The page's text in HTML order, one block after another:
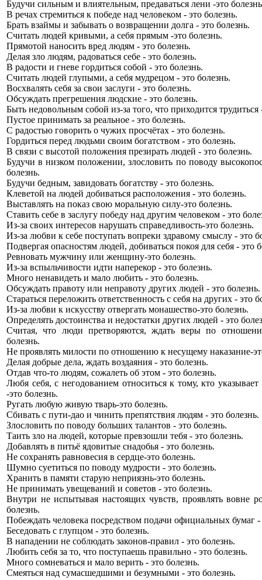
Будучи сильным и влиятельным, предаваться лени -это
В речах стремиться к победе над человеком - это болезнь.
Брать взаймы и забывать о возвращении долга - это болезнь.
Считать людей кривыми, а себя прямым -это болезнь.
Прямотой наносить вред людям - это болезнь.
Делая зло людям, радоваться себе - это болезнь.
В радости и гневе гордиться собой - это болезнь.
Считать людей глупыми, а себя мудрецом - это болезнь.
Восхвалять себя за свои заслуги - это болезнь.
Обсуждать прегрешения людские - это болезнь.
Быть недовольным собой из-за того, что приходится трудиться
Пустое принимать за реальное - это болезнь.
С радостью говорить о чужих просчётах - это болезнь.
Гордиться перед людьми своим богатством - это болезнь.
В связи с высотой положения презирать людей - это болезнь.
Будучи в низком положении, злословить по поводу
болезнь.
Будучи бедным, завидовать богатству - это болезнь.
Клеветой на людей добиваться расположения - это болезнь.
Выставлять на показ свою моральную силу-это болезнь.
Ставить себе в заслугу победу над другим человеком - это
Из-за своих интересов нарушать справедливость-это болезнь.
Из-за любви к себе поступать вопреки здравому смыслу - это
Подвергая опасностям людей, добиваться покоя для себя - это
Ревновать мужчину или женщину-это болезнь.
Из-за вспыльчивости идти наперекор - это болезнь.
Много ненавидеть и мало любить - это болезнь.
Обсуждать правоту или неправоту других людей - это болезнь.
Стараться переложить ответственность с себя на других - это
Из-за любви к искусству отвергать монашество-это болезнь.
Определять достоинства и недостатки других людей - это
Считая, что люди претворяются, ждать веры по
болезнь.
Не проявлять милости по отношению к несущему наказание-
Делая добрые дела, ждать воздаяния - это болезнь.
Отдав что-то людям, сожалеть об этом - это болезнь.
Любя себя, с негодованием относиться к тому, кто
-это болезнь.
Ругать любую живую тварь-это болезнь.
Сбивать с пути-дао и чинить препятствия людям - это болезнь.
Злословить по поводу больших талантов - это болезнь.
Таить зло на людей, которые превзошли тебя - это болезнь.
Добавлять в питьё ядовитые снадобья - это болезнь.
Не сохранять равновесия в сердце-это болезнь.
Шумно суетиться по поводу мудрости - это болезнь.
Хранить в памяти старую неприязнь-это болезнь.
Не принимать увещеваний и советов - это болезнь.
Внутри не испытывая настоящих чувств, проявлять вовне
болезнь.
Побеждать человека посредством подачи официальных бумаг -
Беседовать с глупцом - это болезнь.
В нападении не соблюдать законов-правил - это болезнь.
Любить себя за то, что поступаешь правильно - это болезнь.
Много сомневаться и мало верить - это болезнь.
Смеяться над сумасшедшими и безумными - это болезнь.